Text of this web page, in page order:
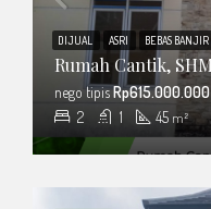
2 1 45 m²
nego tipisRp615.000.000
DIJUAL ASRI BEBAS BANJIR